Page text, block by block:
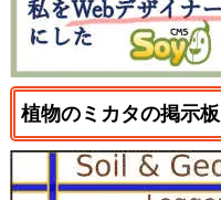
植物のミカタの掲示板